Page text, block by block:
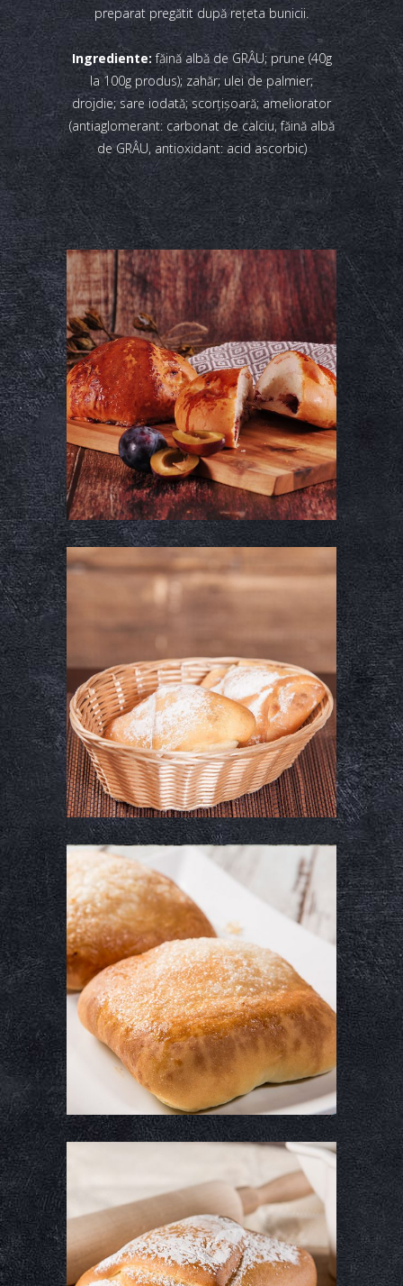
preparat pregătit după reţeta bunicii.
Ingrediente:făină albă de GRÂU; prune (40g
la 100g produs); zahăr; ulei de palmier;
drojdie; sare iodată; scorțișoară; ameliorator
(antiaglomerant: carbonat de calciu, făină albă
de GRÂU, antioxidant: acid ascorbic)